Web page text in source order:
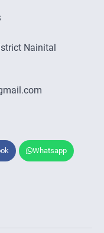
Nainital
Whatsapp